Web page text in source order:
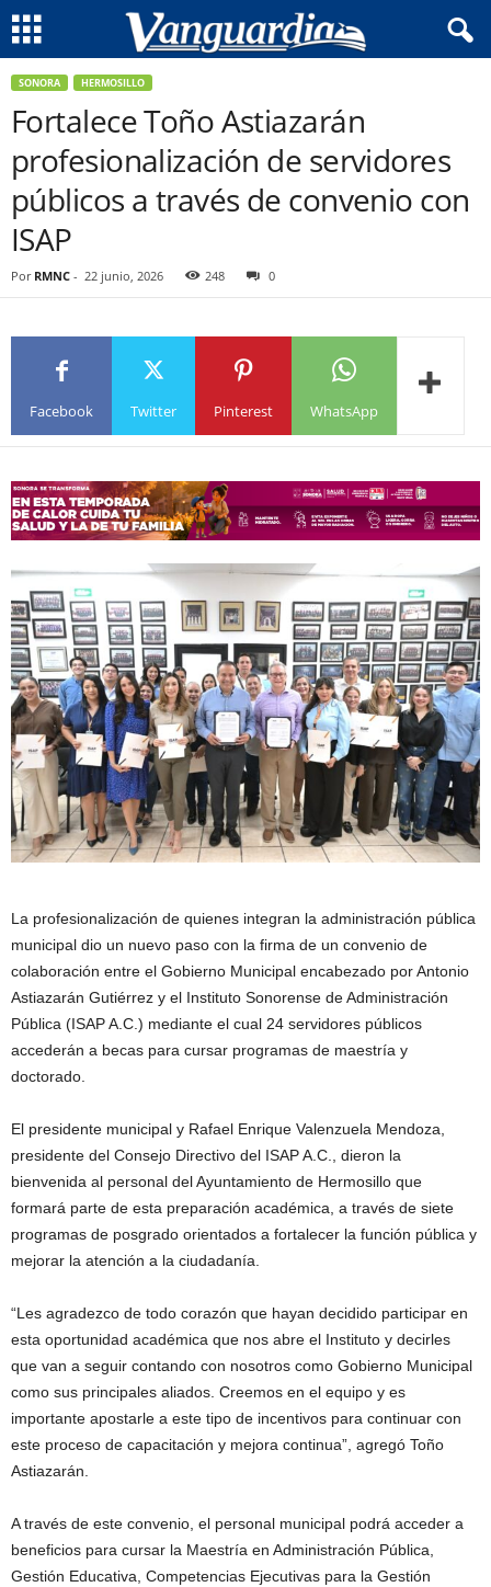
SONORA HERMOSILLO
Fortalece Toño Astiazarán
profesionalización de servidores
públicos a través de convenio con
ISAP
Por RMNC - 22 junio, 2026 248 0
Facebook Twitter Pinterest WhatsApp
La profesionalización de quienes integran la administración pública
municipal dio un nuevo paso con la firma de un convenio de
colaboración entre el Gobierno Municipal encabezado por Antonio
Astiazarán Gutiérrez y el Instituto Sonorense de Administración
Pública (ISAP A.C.) mediante el cual 24 servidores públicos
accederán a becas para cursar programas de maestría y
doctorado.
El presidente municipal y Rafael Enrique Valenzuela Mendoza,
presidente del Consejo Directivo del ISAP A.C., dieron la
bienvenida al personal del Ayuntamiento de Hermosillo que
formará parte de esta preparación académica, a través de siete
programas de posgrado orientados a fortalecer la función pública y
mejorar la atención a la ciudadanía.
“Les agradezco de todo corazón que hayan decidido participar en
esta oportunidad académica que nos abre el Instituto y decirles
que van a seguir contando con nosotros como Gobierno Municipal
como sus principales aliados. Creemos en el equipo y es
importante apostarle a este tipo de incentivos para continuar con
este proceso de capacitación y mejora continua”, agregó Toño
Astiazarán.
A través de este convenio, el personal municipal podrá acceder a
beneficios para cursar la Maestría en Administración Pública,
Gestión Educativa, Competencias Ejecutivas para la Gestión